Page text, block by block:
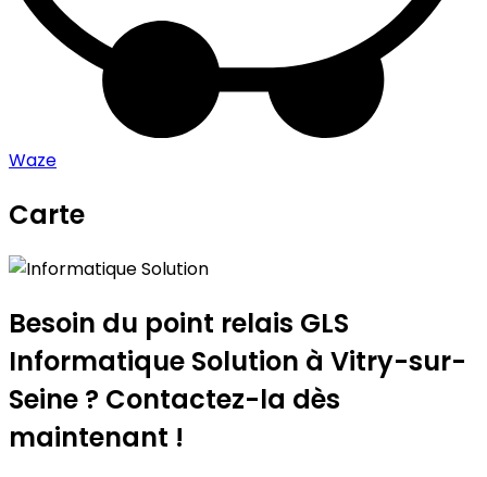
Waze
Carte
Informatique Solution
+
−
Besoin du point relais GLS
Informatique Solution à Vitry-sur-
Seine ? Contactez-la dès
maintenant !